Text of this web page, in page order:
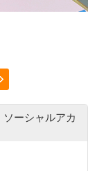
ソーシャルアカ